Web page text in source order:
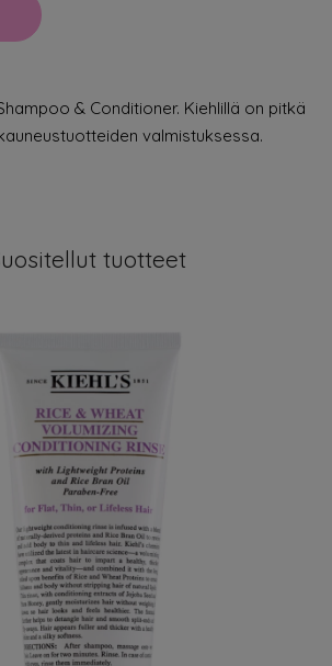
& Conditioner. Kiehlillä on pitkä
valmistuksessa.
tuotteet